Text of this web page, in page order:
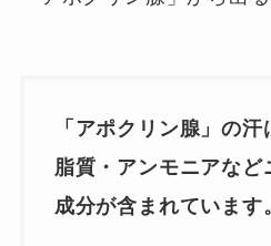
「アポクリン腺」の汗
脂質・アンモニアなど
成分が含まれています